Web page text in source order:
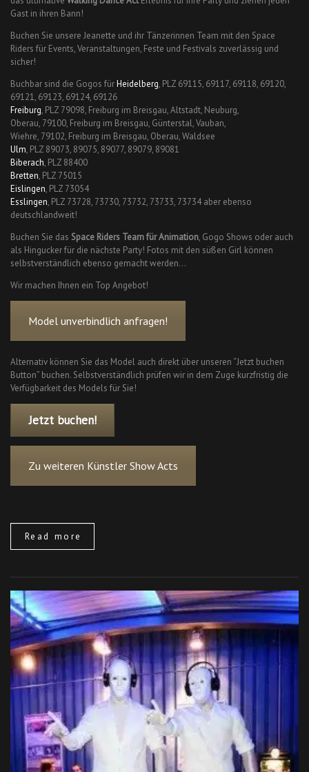
Gast in ihren Bann!
Buchen Sie unsere Jeanette und ihr Tänzerinnen Team mit den Space
Riders für Events, Veranstaltungen, Feste und Festivals zuverlässig und
sicher!
Buchbar sind die Gogos fürHeidelberg, PLZ 69115, 69117, 69118, 69120,
69121, 69123, 69124, 69126
Freiburg, PLZ 79098, Freiburg im Breisgau, Altstadt, Neuburg,
Oberau, 79100, Freiburg im Breisgau, Günterstal, Vauban,
Wiehre, 79102, Freiburg im Breisgau, Oberau, Waldsee
Ulm, PLZ 89073, 89075, 89077, 89079, 89081
Biberach, PLZ 88400
Bretten, PLZ 75015
Eislingen, PLZ 73054
Esslingen, PLZ 73728, 73730, 73732, 73733, 73734 aber ebenso
deutschlandweit!
Buchen Sie das Space Riders Team für Animation, Gogo Shows oder auch
als Hingucker für die nächste Party! Fotos mit den süßen Girl können
selbstverständlich ebenso gemacht werden…
Wir machen Ihnen ein Top Angebot!
Model unverbindlich anfragen!
Alternativ können Sie das Model auch direkt über unseren “Jetzt buchen
Button” buchen. Selbstverständlich prüfen wir in dem Zuge kurzfristig die
Verfügbarkeit des Models für Sie!
Jetzt buchen!
Zu weiteren Künstler Show Acts
Read more